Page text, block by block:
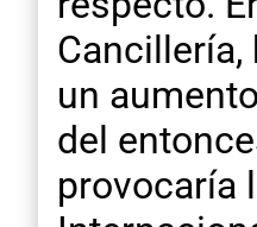
un
del
provocaría